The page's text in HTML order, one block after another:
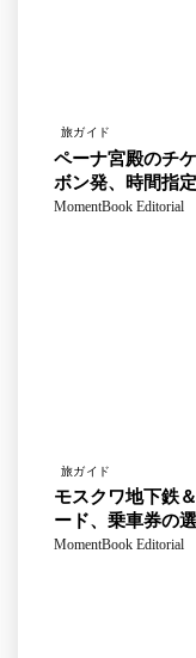
旅ガイド
ペーナ宮殿のチ
ボン発、時間指
MomentBook Editorial
旅ガイド
モスクワ地下鉄
ード、乗車券の
MomentBook Editorial